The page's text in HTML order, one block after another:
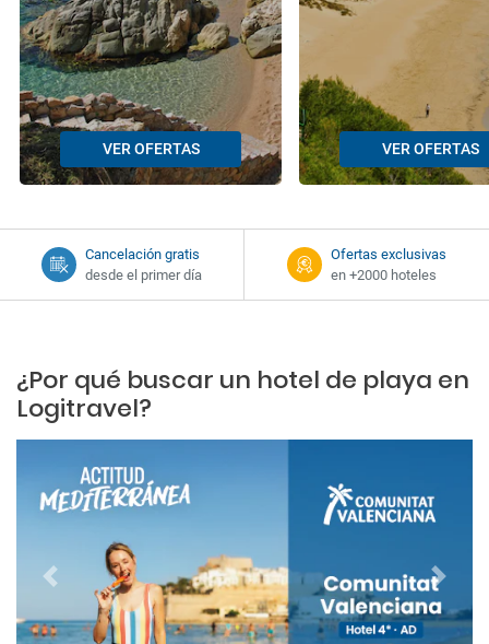
VER OFERTAS VER OFERTAS
Cancelación gratis
desde el primer día
Ofertas exclusivas
en +2000 hoteles
¿Por qué buscar un hotel de playa en
Logitravel?